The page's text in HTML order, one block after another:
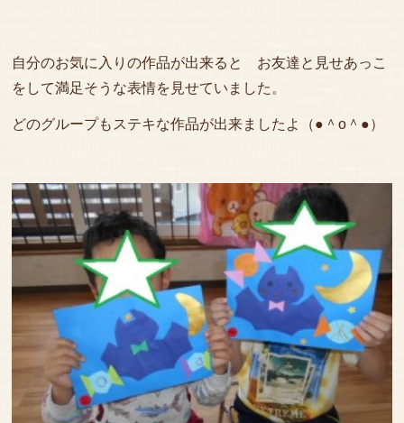
自分のお気に入りの作品が出来ると お友達と見せあっこ
をして満足そうな表情を見せていました。
どのグループもステキな作品が出来ましたよ（●＾o＾●）